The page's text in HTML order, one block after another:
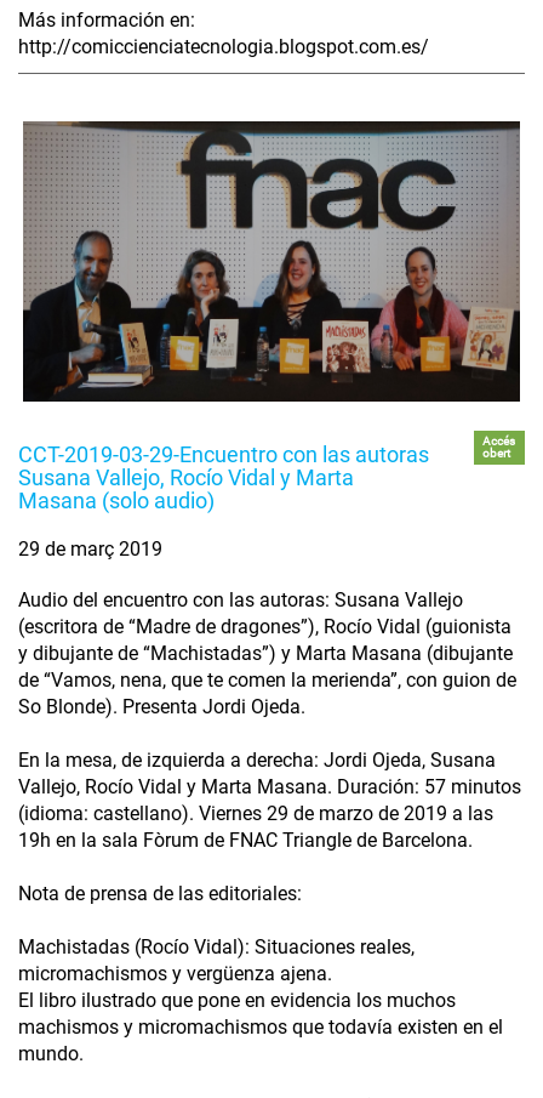
Más información en:
http://comiccienciatecnologia.blogspot.com.es/
CCT-2019-03-29-Encuentro con las autoras
Susana Vallejo, Rocío Vidal y Marta
Masana (solo audio)
Accés
obert
29 de març 2019
Audio del encuentro con las autoras: Susana Vallejo
(escritora de “Madre de dragones”), Rocío Vidal (guionista
y dibujante de “Machistadas”) y Marta Masana (dibujante
de “Vamos, nena, que te comen la merienda”, con guion de
So Blonde). Presenta Jordi Ojeda.
En la mesa, de izquierda a derecha: Jordi Ojeda, Susana
Vallejo, Rocío Vidal y Marta Masana. Duración: 57 minutos
(idioma: castellano). Viernes 29 de marzo de 2019 a las
19h en la sala Fòrum de FNAC Triangle de Barcelona.
Nota de prensa de las editoriales:
Machistadas (Rocío Vidal): Situaciones reales,
micromachismos y vergüenza ajena.
El libro ilustrado que pone en evidencia los muchos
machismos y micromachismos que todavía existen en el
mundo.